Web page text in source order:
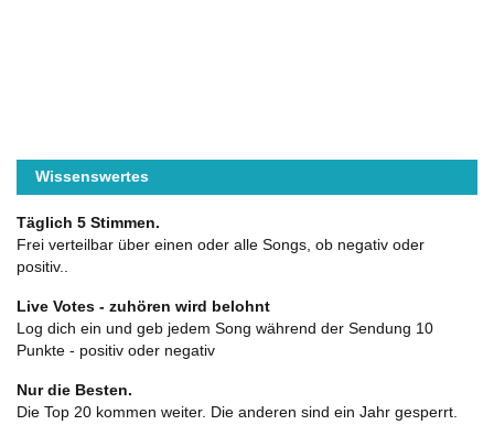
Wissenswertes
Täglich 5 Stimmen.
Frei verteilbar über einen oder alle Songs, ob negativ oder
positiv..
Live Votes - zuhören wird belohnt
Log dich ein und geb jedem Song während der Sendung 10
Punkte - positiv oder negativ
Nur die Besten.
Die Top 20 kommen weiter. Die anderen sind ein Jahr gesperrt.